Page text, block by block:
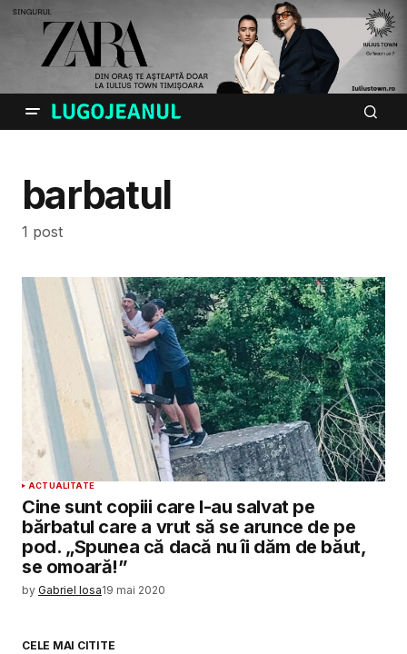
barbatul
1 post
ACTUALITATE
Cine sunt copiii care l-au salvat pe
bărbatul care a vrut să se arunce de pe
pod. „Spunea că dacă nu îi dăm de băut,
se omoară!”
by Gabriel Iosa19 mai 2020
CELE MAI CITITE